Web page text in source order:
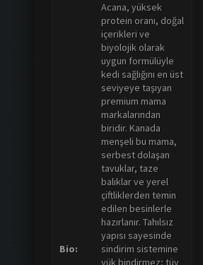
Bio:
Acana, yüksek
protein oranı, doğal
içerikleri ve
biyolojik olarak
uygun formülüyle
kedi sağlığını en üst
seviyeye taşıyan
premium mama
markalarından
biridir. Kanada
menşeli bu mama,
serbest dolaşan
tavuklar, taze
balıklar ve yerel
çiftliklerden temin
edilen besinlerle
hazırlanır. Tahılsız
yapısı sayesinde
sindirim sistemine
yük bindirmez; tüy